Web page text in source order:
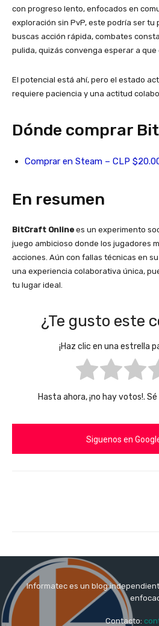
con progreso lento, enfocados en
exploración sin PvP, este podría ser tu
buscas acción rápida, combates
pulida, quizás convenga esperar a
El potencial está ahí, pero el estado
requiere paciencia y una actitud
Dónde comprar
Comprar en Steam – CLP
En resumen
BitCraft Online es un experimento
juego ambicioso donde los jugadores
acciones. Aún con fallas técnicas en
una experiencia colaborativa única,
tu lugar ideal.
¿Te gusto este
¡Haz clic en una estrella
Hasta ahora, ¡no hay votos!.
Siguenos en
Informatec es un blog
Contacto: